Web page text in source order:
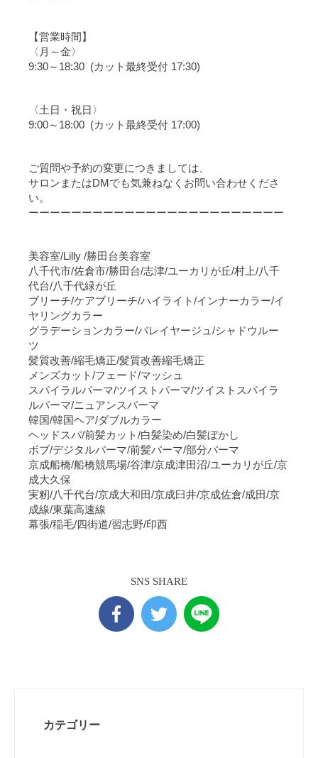
【営業時間】
〈月～金〉
9:30～18:30 (カット最終受付 17:30)
〈土日・祝日〉
9:00～18:00 (カット最終受付 17:00)
ご質問や予約の変更につきましては、
サロンまたはDMでも気兼ねなくお問い合わせくださ
い。
ーーーーーーーーーーーーーーーーーーーーーーーー
美容室/Lilly /勝田台美容室
八千代市/佐倉市/勝田台/志津/ユーカリが丘/村上/八千
代台/八千代緑が丘
ブリーチ/ケアブリーチ/ハイライト/インナーカラー/イ
ヤリングカラー
グラデーションカラー/バレイヤージュ/シャドウルー
ツ
髪質改善/縮毛矯正/髪質改善縮毛矯正
メンズカット/フェード/マッシュ
スパイラルパーマ/ツイストパーマ/ツイストスパイラ
ルパーマ/ニュアンスパーマ
韓国/韓国ヘア/ダブルカラー
ヘッドスパ/前髪カット/白髪染め/白髪ぼかし
ボブ/デジタルパーマ/前髪パーマ/部分パーマ
京成船橋/船橋競馬場/谷津/京成津田沼/ユーカリが丘/京
成大久保
実籾/八千代台/京成大和田/京成臼井/京成佐倉/成田/京
成線/東葉高速線
幕張/稲毛/四街道/習志野/印西
SNS SHARE
カテゴリー